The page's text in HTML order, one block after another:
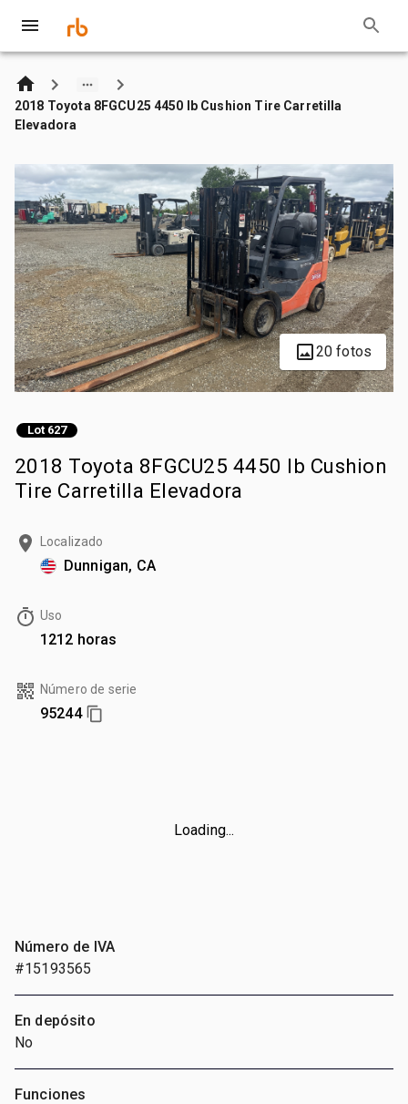
2018 Toyota 8FGCU25 4450 lb Cushion Tire Carretilla
Elevadora
20 fotos
Lot 627
2018 Toyota 8FGCU25 4450 lb Cushion
Tire Carretilla Elevadora
Localizado
Dunnigan, CA
Uso
1212 horas
Número de serie
95244
Loading...
Número de IVA
#15193565
En depósito
No
Funciones